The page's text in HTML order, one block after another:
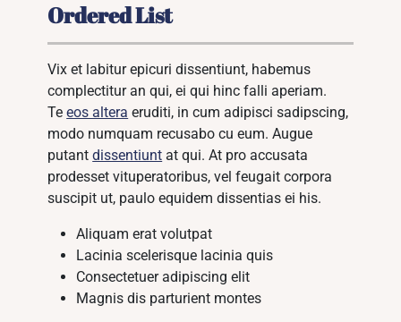
Ordered List
Vix et labitur epicuri dissentiunt, habemus
complectitur an qui, ei qui hinc falli aperiam.
Teeos altera eruditi, in cum adipisci sadipscing,
modo numquam recusabo cu eum. Augue
putantdissentiunt at qui. At pro accusata
prodesset vituperatoribus, vel feugait corpora
suscipit ut, paulo equidem dissentias ei his.
Aliquam erat volutpat
Lacinia scelerisque lacinia quis
Consectetuer adipiscing elit
Magnis dis parturient montes